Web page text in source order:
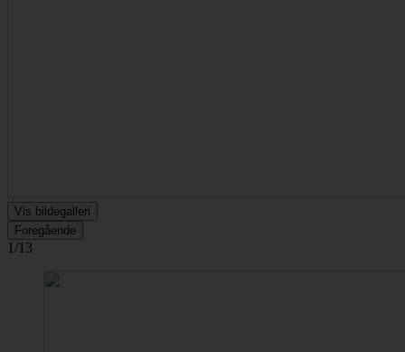
Vis bildegalleri
Foregående
1/13